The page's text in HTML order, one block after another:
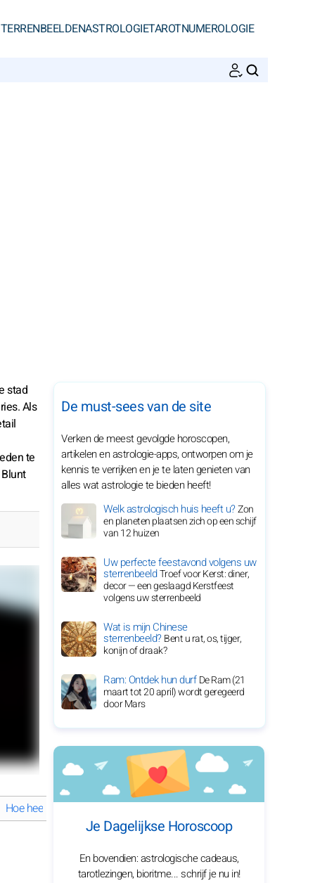
ASTROLOGIETAROTNUMEROLOGIE
stad
Als
te
Hoe heeft Emily Blunt haar ongelooflijke carrière gevormd?
De must-sees van de site
Verken de meest gevolgde horoscopen,
artikelen en astrologie-apps, ontworpen om je
kennis te verrijken en je te laten genieten van
alles wat astrologie te bieden heeft!
Welk astrologisch huis heeft u?Zon
en planeten plaatsen zich op een schijf
van 12 huizen
Uw perfecte feestavond volgens uw
sterrenbeeldTroef voor Kerst: diner,
decor — een geslaagd Kerstfeest
volgens uw sterrenbeeld
Wat is mijn Chinese
sterrenbeeld?Bent u rat, os, tijger,
konijn of draak?
Ram: Ontdek hun durfDe Ram (21
maart tot 20 april) wordt geregeerd
door Mars
Je Dagelijkse Horoscoop
En bovendien: astrologische cadeaus,
tarotlezingen, bioritme... schrijf je nu in!